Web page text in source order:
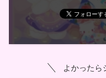
よかったら